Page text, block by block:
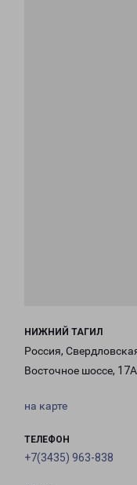
НИЖНИЙ ТАГИЛ
Россия,
Восточное шоссе, 17А
на карте
ТЕЛЕФОН
+7(3435) 963-838